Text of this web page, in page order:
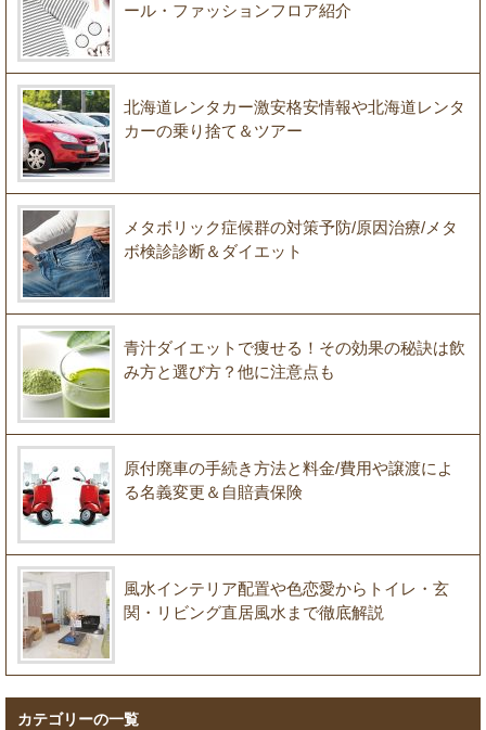
ール・ファッションフロア紹介
北海道レンタカー激安格安情報や北海道レンタ
カーの乗り捨て＆ツアー
メタボリック症候群の対策予防/原因治療/メタ
ボ検診診断＆ダイエット
青汁ダイエットで痩せる！その効果の秘訣は飲
み方と選び方？他に注意点も
原付廃車の手続き方法と料金/費用や譲渡によ
る名義変更＆自賠責保険
風水インテリア配置や色恋愛からトイレ・玄
関・リビング直居風水まで徹底解説
カテゴリーの一覧